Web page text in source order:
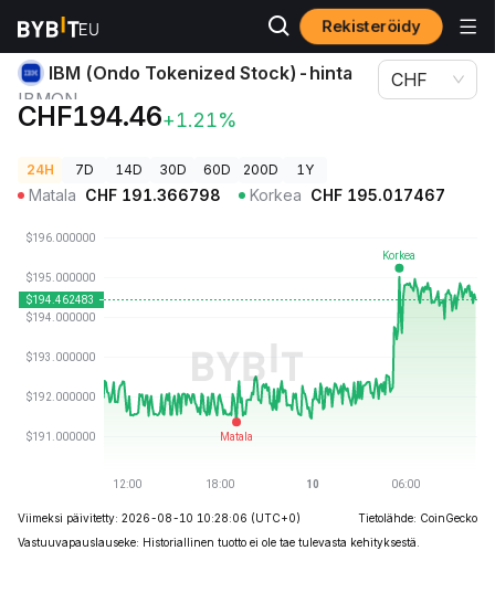
Rekisteröidy
Kryptohinnat IBM (Ondo Tokenized Stock)-hinta IBMON
IBM (Ondo Tokenized Stock)-hinta
IBMON
CHF194.46+1.21%
CHF
24H 7D 14D 30D 60D 200D 1Y
Matala CHF 191.366798 Korkea CHF 195.017467
Viimeksi päivitetty: 2026-08-10 10:28:06 (UTC+0)
Tietolähde: CoinGecko
Vastuuvapauslauseke: Historiallinen tuotto ei ole tae tulevasta kehityksestä.